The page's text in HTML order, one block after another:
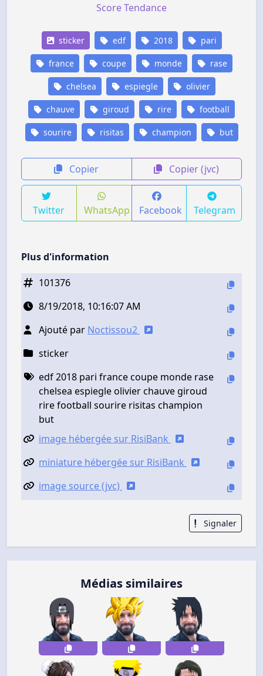
Score Tendance
sticker edf 2018 pari
france coupe monde rase
chelsea espiegle olivier
chauve giroud rire football
sourire risitas champion but
Copier Copier (jvc)
Twitter WhatsApp Facebook Telegram
Plus d'information
101376
8/19/2018, 10:16:07 AM
Ajouté par Noctissou2
sticker
edf 2018 pari france coupe monde rase
chelsea espiegle olivier chauve giroud
rire football sourire risitas champion
but
image hébergée sur RisiBank
miniature hébergée sur RisiBank
image source (jvc)
Signaler
Médias similaires